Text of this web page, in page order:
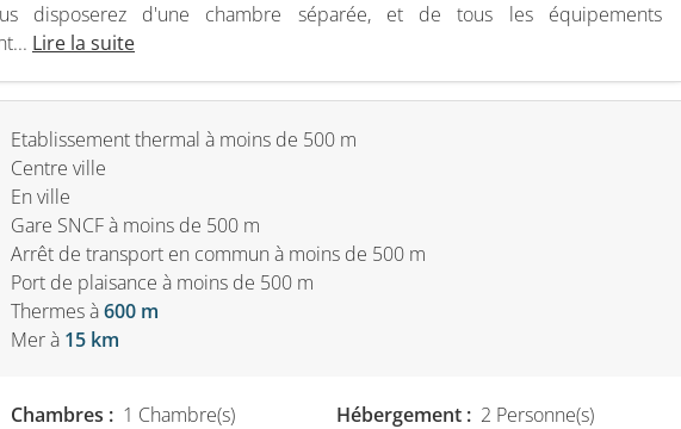
disposerez d'une chambre séparée, et de tous les équipements
Lire la suite
Etablissement thermal à moins de 500 m
Centre ville
En ville
Gare SNCF à moins de 500 m
Arrêt de transport en commun à moins de 500 m
Port de plaisance à moins de 500 m
Thermesà600 m
Merà 15 km
Chambres : 1 Chambre(s) Hébergement : 2 Personne(s)